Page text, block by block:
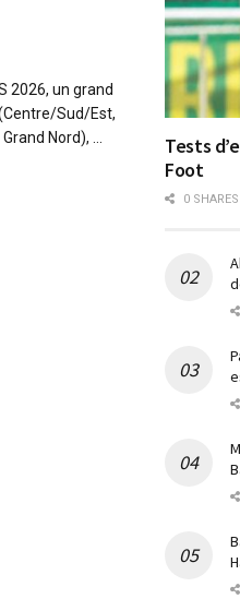
2026, un grand
Sud/Est,
Nord), ...
Tests
Foot
0 SHARES